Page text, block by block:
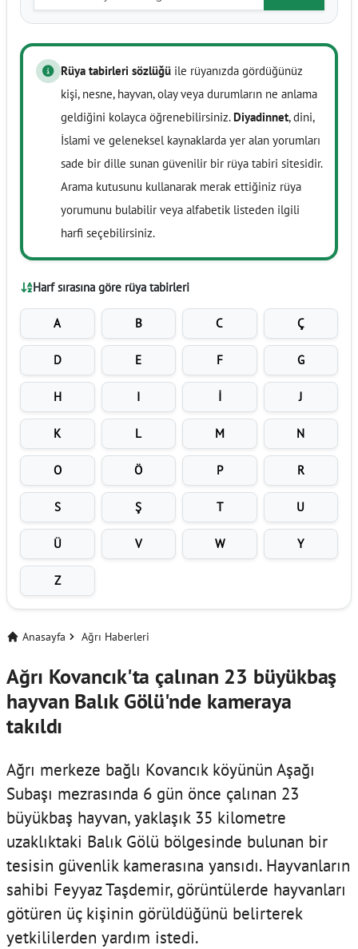
Rüya tabirleri sözlüğü ile rüyanızda gördüğünüz
kişi, nesne, hayvan, olay veya durumların ne anlama
geldiğini kolayca öğrenebilirsiniz. Diyadinnet, dini,
İslami ve geleneksel kaynaklarda yer alan yorumları
sade bir dille sunan güvenilir bir rüya tabiri sitesidir.
Arama kutusunu kullanarak merak ettiğiniz rüya
yorumunu bulabilir veya alfabetik listeden ilgili
harfi seçebilirsiniz.
Harf sırasına göre rüya tabirleri
A B C Ç
D E F G
H I İ J
K L M N
O Ö P R
S Ş T U
Ü V W Y
Z
Anasayfa Ağrı Haberleri
Ağrı Kovancık'ta çalınan 23 büyükbaş
hayvan Balık Gölü'nde kameraya
takıldı
Ağrı merkeze bağlı Kovancık köyünün Aşağı
Subaşı mezrasında 6 gün önce çalınan 23
büyükbaş hayvan, yaklaşık 35 kilometre
uzaklıktaki Balık Gölü bölgesinde bulunan bir
tesisin güvenlik kamerasına yansıdı. Hayvanların
sahibi Feyyaz Taşdemir, görüntülerde hayvanları
götüren üç kişinin görüldüğünü belirterek
yetkililerden yardım istedi.